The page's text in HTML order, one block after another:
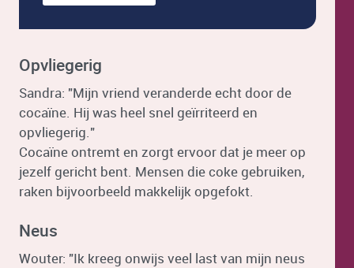
Opvliegerig
Sandra: "Mijn vriend veranderde echt door de
cocaïne. Hij was heel snel geïrriteerd en
opvliegerig."
Cocaïne ontremt en zorgt ervoor dat je meer op
jezelf gericht bent. Mensen die coke gebruiken,
raken bijvoorbeeld makkelijk opgefokt.
Neus
Wouter: "Ik kreeg onwijs veel last van mijn neus